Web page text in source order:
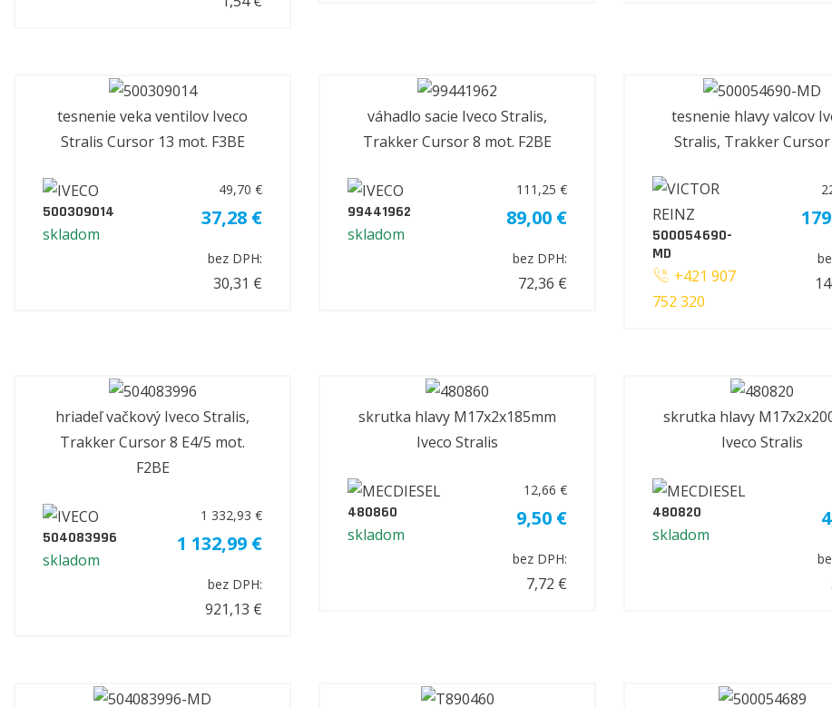
tesnenie veka ventilov Iveco
Stralis Cursor 13 mot. F3BE
500309014
skladom
49,70 €
37,28 €
bez DPH:
30,31 €
váhadlo sacie Iveco Stralis,
Trakker Cursor 8 mot. F2BE
99441962
skladom
111,25 €
89,00 €
bez DPH:
72,36 €
tesnenie hlavy valcov
Stralis, Trakker Cursor
500054690-
MD
+421 907
752 320
hriadeľ vačkový Iveco Stralis,
Trakker Cursor 8 E4/5 mot.
F2BE
504083996
skladom
1 332,93 €
1 132,99 €
bez DPH:
921,13 €
skrutka hlavy M17x2x185mm
Iveco Stralis
480860
skladom
12,66 €
9,50 €
bez DPH:
7,72 €
skrutka hlavy
Iveco Stralis
480820
skladom